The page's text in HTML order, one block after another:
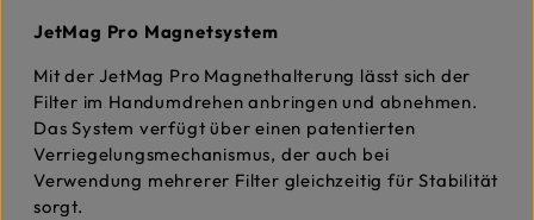
JetMag Pro Magnetsystem
Mit der JetMag Pro Magnethalterung lässt sich der
Filter im Handumdrehen anbringen und abnehmen.
Das System verfügt über einen patentierten
Verriegelungsmechanismus, der auch bei
Verwendung mehrerer Filter gleichzeitig für Stabilität
sorgt.